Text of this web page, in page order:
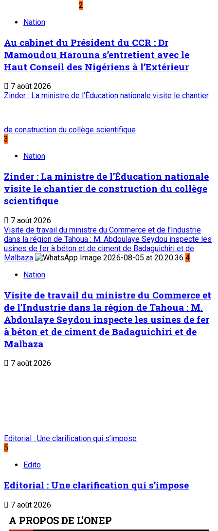
2
Nation
Au cabinet du Président du CCR : Dr
Mamoudou Harouna s’entretient avec le
Haut Conseil des Nigériens à l’Extérieur
7 août 2026
Zinder : La ministre de l’Éducation nationale visite le chantier
de construction du collège scientifique
3
Nation
Zinder : La ministre de l’Éducation nationale
visite le chantier de construction du collège
scientifique
7 août 2026
Visite de travail du ministre du Commerce et de l’Industrie
dans la région de Tahoua : M. Abdoulaye Seydou inspecte les
usines de fer à béton et de ciment de Badaguichiri et de
Malbaza
4
Nation
Visite de travail du ministre du Commerce et
de l’Industrie dans la région de Tahoua : M.
Abdoulaye Seydou inspecte les usines de fer
à béton et de ciment de Badaguichiri et de
Malbaza
7 août 2026
Editorial : Une clarification qui s’impose
5
Edito
Editorial : Une clarification qui s’impose
7 août 2026
A PROPOS DE L'ONEP